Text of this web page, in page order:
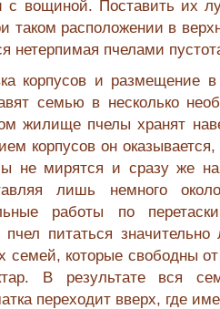
с вощиной. Поставить их
таком расположении в
нетерпимая пчелами
корпусов и размещение
семью в несколько
жилище пчелы хранят
корпусов он оказывается,
не мирятся и сразу же
лишь немного
работы по
питаться
семей, которые свободны
В результа­те вся
переходит вверх, где